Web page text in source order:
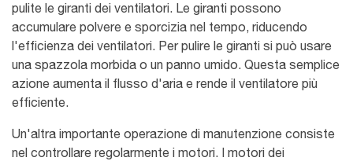
pulite le giranti dei ventilatori. Le giranti possono
accumulare polvere e sporcizia nel tempo, riducendo
l'efficienza dei ventilatori. Per pulire le giranti si può usare
una spazzola morbida o un panno umido. Questa semplice
azione aumenta il flusso d'aria e rende il ventilatore più
efficiente.
Un'altra importante operazione di manutenzione consiste
nel controllare regolarmente i motori. I motori dei